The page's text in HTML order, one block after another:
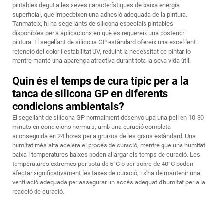
pintables degut a les seves característiques de baixa energia
superficial, que impedeixen una adhesió adequada de la pintura.
Tanmateix, hi ha segellants de silicona especials pintables
disponibles per a aplicacions en què es requereix una posterior
pintura. El segellant de silicona GP estàndard ofereix una excel·lent
retenció del color i estabilitat UV, reduint la necessitat de pintar-lo
mentre manté una aparença atractiva durant tota la seva vida útil.
Quin és el temps de cura típic per a la
tanca de silicona GP en diferents
condicions ambientals?
El segellant de silicona GP normalment desenvolupa una pell en 10-30
minuts en condicions normals, amb una curació completa
aconseguida en 24 hores per a gruixos de les grans estàndard. Una
humitat més alta acelera el procés de curació, mentre que una humitat
baixa i temperatures baixes poden allargar els temps de curació. Les
temperatures extremes per sota de 5°C o per sobre de 40°C poden
afectar significativament les taxes de curació, i s'ha de mantenir una
ventilació adequada per assegurar un accés adequat d'humitat per a la
reacció de curació.